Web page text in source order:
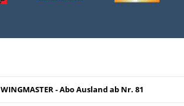
WINGMASTER - Abo Ausland ab Nr. 81